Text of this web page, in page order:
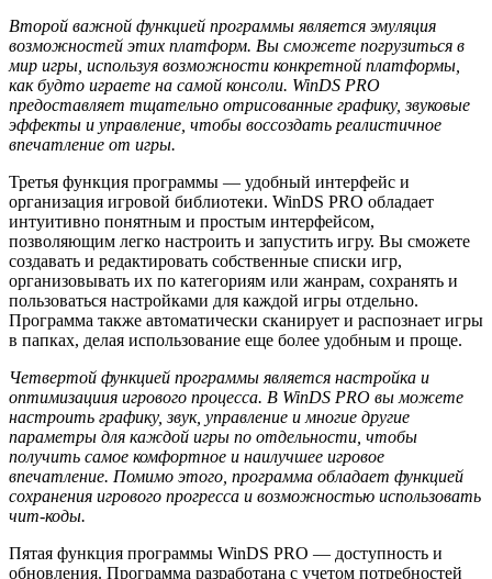
Второй важной функцией программы является эмуляция
возможностей этих платформ. Вы сможете погрузиться в
мир игры, используя возможности конкретной платформы,
как будто играете на самой консоли. WinDS PRO
предоставляет тщательно отрисованные графику, звуковые
эффекты и управление, чтобы воссоздать реалистичное
впечатление от игры.
Третья функция программы — удобный интерфейс и
организация игровой библиотеки. WinDS PRO обладает
интуитивно понятным и простым интерфейсом,
позволяющим легко настроить и запустить игру. Вы сможете
создавать и редактировать собственные списки игр,
организовывать их по категориям или жанрам, сохранять и
пользоваться настройками для каждой игры отдельно.
Программа также автоматически сканирует и распознает игры
в папках, делая использование еще более удобным и проще.
Четвертой функцией программы является настройка и
оптимизациия игрового процесса. В WinDS PRO вы можете
настроить графику, звук, управление и многие другие
параметры для каждой игры по отдельности, чтобы
получить самое комфортное и наилучшее игровое
впечатление. Помимо этого, программа обладает функцией
сохранения игрового прогресса и возможностью использовать
чит-коды.
Пятая функция программы WinDS PRO — доступность и
обновления. Программа разработана с учетом потребностей